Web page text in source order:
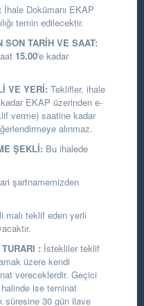
İhale Dokümanı EKAP
temin edilecektir.
TARİH VE SAAT:
15.00'e kadar
VE YERİ: Teklifler, ihale
EKAP üzerinden e-
verme) saatine kadar
alınmaz.
ŞEKLİ: Bu ihalede
şartnamemizden
malı teklif eden yerli
: İstekliler teklif
üzere kendi
vereceklerdir. Geçici
ise teminat
süresine 30 gün ilave